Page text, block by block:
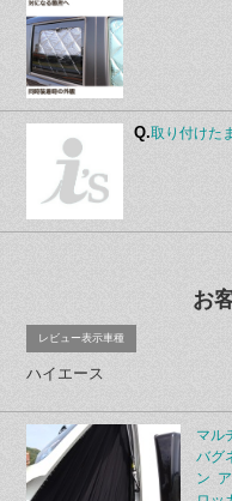
Q.取り付けた
お
レビュー表示車種
ハイエース
マル
バグ
ン